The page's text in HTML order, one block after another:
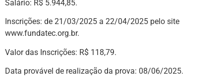
Salário: R$ 5.944,85.
Inscrições: de 21/03/2025 a 22/04/2025 pelo site
www.fundatec.org.br.
Valor das Inscrições: R$ 118,79.
Data provável de realização da prova: 08/06/2025.